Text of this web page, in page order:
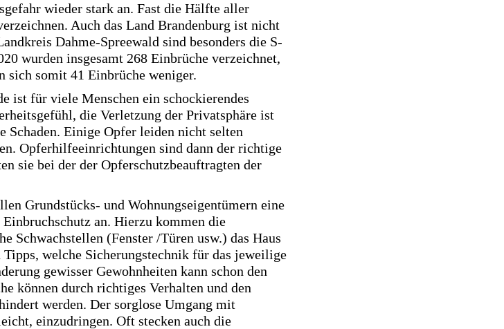
wieder stark an. Fast die Hälfte aller
Auch das Land Brandenburg ist nicht
Dahme-Spreewald sind besonders die S-
wurden insgesamt 268 Einbrüche verzeichnet,
sich somit 41 Einbrüche weniger.
ist für viele Menschen ein schockierendes
die Verletzung der Privatsphäre ist
Schaden. Einige Opfer leiden nicht selten
Opferhilfeeinrichtungen sind dann der richtige
sie bei der der Opferschutzbeauftragten der
Grundstücks- und Wohnungseigentümern eine
an. Hierzu kommen die
Schwachstellen (Fenster /Türen usw.) das Haus
welche Sicherungstechnik für das jeweilige
gewisser Gewohnheiten kann schon den
können durch richtiges Verhalten und den
werden. Der sorglose Umgang mit
einzudringen. Oft stecken auch die